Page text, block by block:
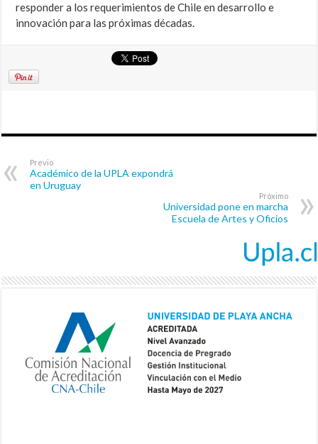
responder a los requerimientos de Chile en desarrollo e
innovación para las próximas décadas.
Previo
Académico de la UPLA expondrá
en Uruguay
Próximo
Universidad pone en marcha
Escuela de Artes y Oficios